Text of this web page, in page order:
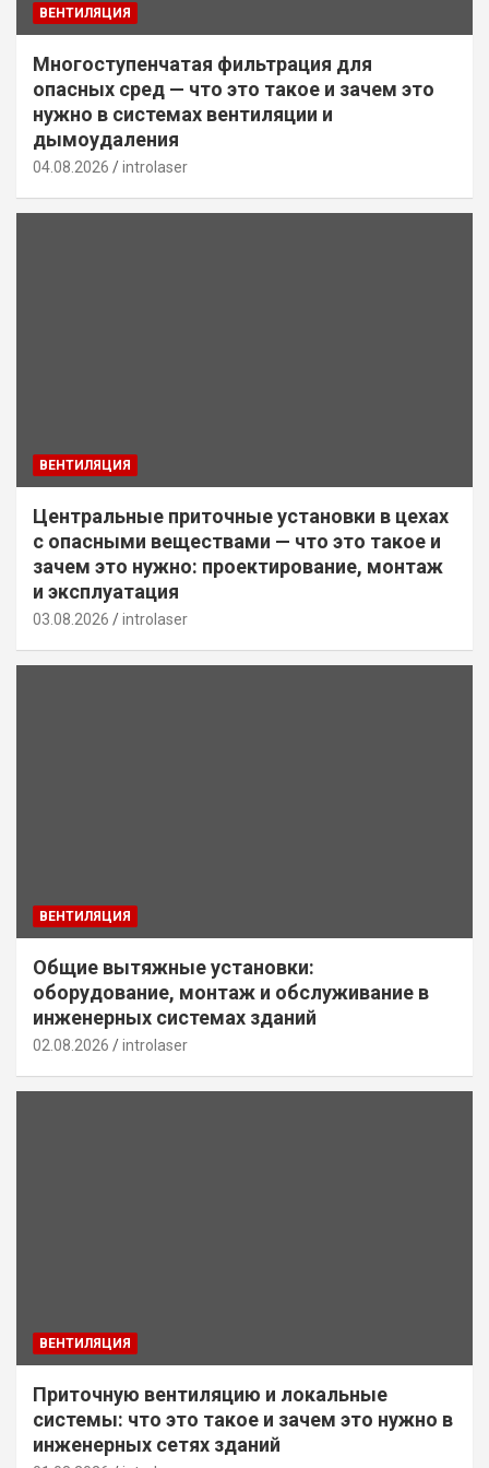
ВЕНТИЛЯЦИЯ
Многоступенчатая фильтрация для
опасных сред — что это такое и зачем это
нужно в системах вентиляции и
дымоудаления
04.08.2026 introlaser
ВЕНТИЛЯЦИЯ
Центральные приточные установки в цехах
с опасными веществами — что это такое и
зачем это нужно: проектирование, монтаж
и эксплуатация
03.08.2026 introlaser
ВЕНТИЛЯЦИЯ
Общие вытяжные установки:
оборудование, монтаж и обслуживание в
инженерных системах зданий
02.08.2026 introlaser
ВЕНТИЛЯЦИЯ
Приточную вентиляцию и локальные
системы: что это такое и зачем это нужно в
инженерных сетях зданий